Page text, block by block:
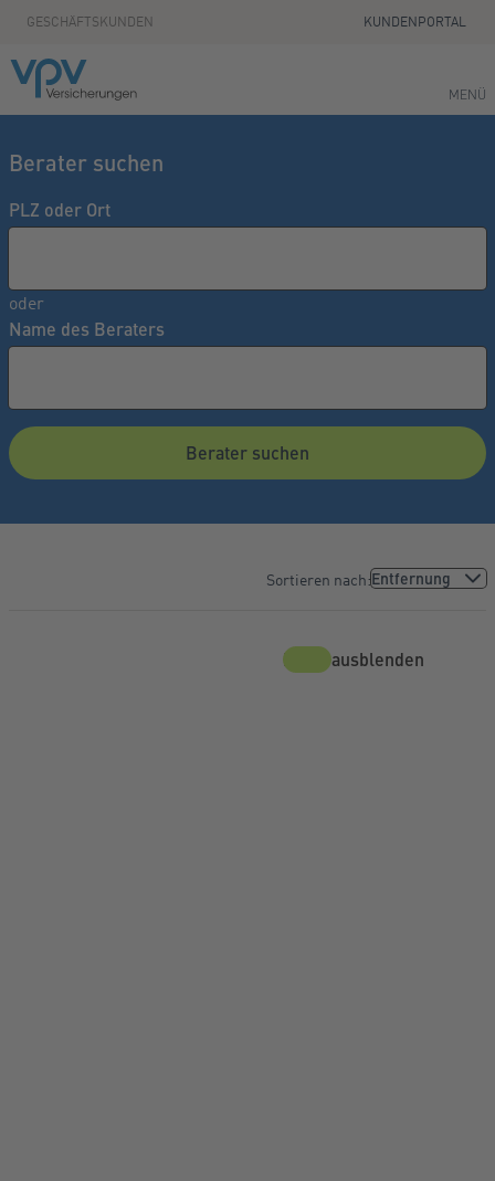
Zum Seiteninhalt springen
GESCHÄFTSKUNDEN KUNDENPORTAL
MENÜ
Berater suchen
PLZ oder Ort
oder
Name des Beraters
Berater suchen
Sortieren nach:
Karte ausblenden